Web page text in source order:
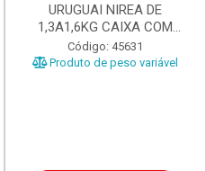
URUGUAI NIREA DE
1,3A1,6KG CAIXA COM
±15KG
Código: 45631
Produto de peso variável